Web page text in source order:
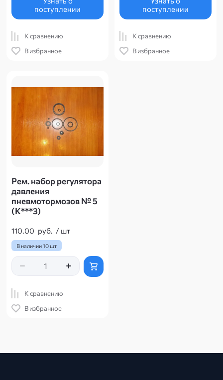
поступлении
К сравнению
В избранное
поступлении
К сравнению
В избранное
Рем. набор регулятора
давления
пневмотормозов № 5
(К***3)
В наличии10 шт
110.00 руб. / шт
К сравнению
В избранное